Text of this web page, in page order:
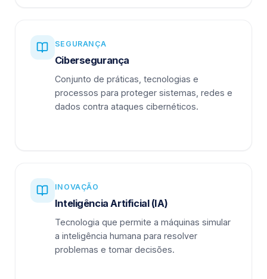
SEGURANÇA
Cibersegurança
Conjunto de práticas, tecnologias e
processos para proteger sistemas, redes e
dados contra ataques cibernéticos.
INOVAÇÃO
Inteligência Artificial (IA)
Tecnologia que permite a máquinas simular
a inteligência humana para resolver
problemas e tomar decisões.